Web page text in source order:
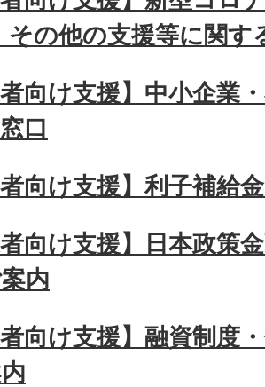
その他の支援等に関す
者向け支援】中小企業
口
者向け支援】利子補給
者向け支援】日本政策
内
者向け支援】融資制度